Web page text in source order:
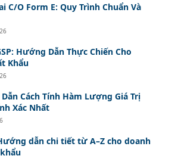
C/O Form E: Quy Trình Chuẩn Và
Hướng Dẫn Thực Chiến Cho
Khẩu
Cách Tính Hàm Lượng Giá Trị
Xác Nhất
dẫn chi tiết từ A–Z cho doanh